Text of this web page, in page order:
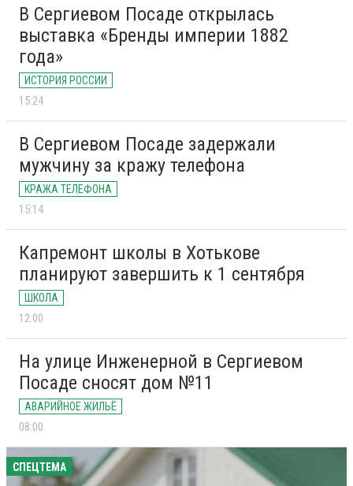
В Сергиевом Посаде открылась
выставка «Бренды империи 1882
года»
ИСТОРИЯ РОССИИ
15:24
В Сергиевом Посаде задержали
мужчину за кражу телефона
КРАЖА ТЕЛЕФОНА
15:14
Капремонт школы в Хотькове
планируют завершить к 1 сентября
ШКОЛА
12:00
На улице Инженерной в Сергиевом
Посаде сносят дом №11
АВАРИЙНОЕ ЖИЛЬЁ
08:00
СПЕЦТЕМА